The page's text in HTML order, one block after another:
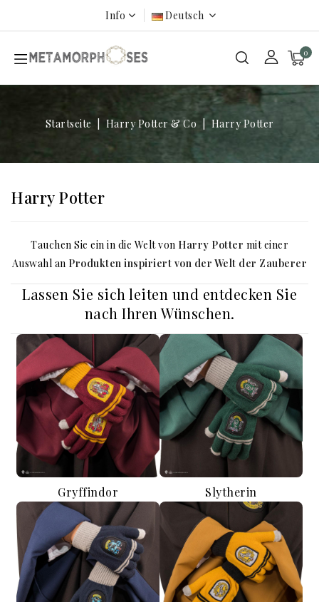
Info Deutsch
0
Startseite Harry Potter & Co Harry Potter
Harry Potter
Tauchen Sie ein in die Welt von Harry Potter mit einer
Auswahl an Produkten inspiriert von der Welt der Zauberer
Lassen Sie sich leiten und entdecken Sie
nach Ihren Wünschen.
Gryffindor Slytherin